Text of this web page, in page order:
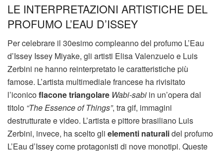
LE INTERPRETAZIONI ARTISTICHE DEL
PROFUMO L’EAU D’ISSEY
Per celebrare il 30esimo compleanno del profumo L’Eau
d’Issey Issey Miyake, gli artisti Elisa Valenzuelo e Luis
Zerbini ne hanno reinterpretato le caratteristiche più
famose. L’artista multimediale francese ha rivisitato
l’iconicoflacone triangolare Wabi-sabi in un’opera dal
titolo “The Essence of Things”, tra gif, immagini
destrutturate e video. L’artista e pittore brasiliano Luis
Zerbini, invece, ha scelto gli elementi naturalidel profumo
L’Eau d’Issey come protagonisti di nove monotipi. Queste